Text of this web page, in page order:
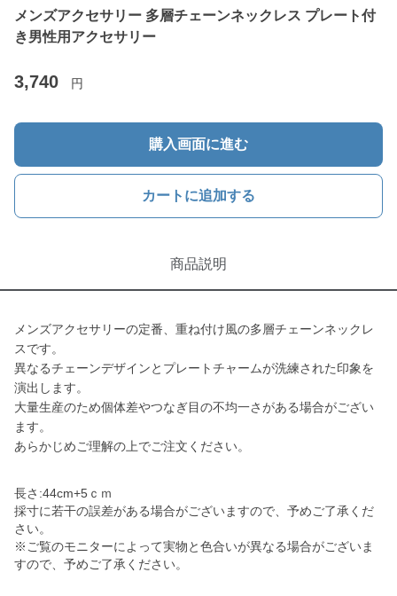
メンズアクセサリー 多層チェーンネックレス プレート付
き男性用アクセサリー
3,740 円
購入画面に進む
カートに追加する
商品説明
メンズアクセサリーの定番、重ね付け風の多層チェーンネックレ
スです。
異なるチェーンデザインとプレートチャームが洗練された印象を
演出します。
大量生産のため個体差やつなぎ目の不均一さがある場合がござい
ます。
あらかじめご理解の上でご注文ください。
長さ:44cm+5ｃｍ
採寸に若干の誤差がある場合がございますので、予めご了承くだ
さい。
※ご覧のモニターによって実物と色合いが異なる場合がございま
すので、予めご了承ください。